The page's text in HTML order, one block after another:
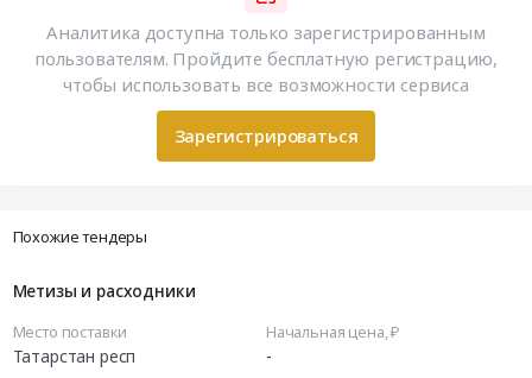
Аналитика доступна только зарегистрированным
пользователям. Пройдите бесплатную регистрацию,
чтобы использовать все возможности сервиса
Зарегистрироваться
Похожие тендеры
Метизы и расходники
Место поставки
Татарстан респ
Начальная цена, ₽
-